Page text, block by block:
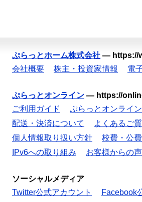
ぷらっとホーム株式会社 — https://
会社概要
株主・投資家情報 電
ぷらっとオンライン — https://
ご利用ガイド
ぷらっとオンライ
配送・決済について
よくあるご
個人情報取り扱い方針
校費・公
IPv6への取り組み
お客様からの声
ソーシャルメディア
Twitter公式アカウント
Facebook